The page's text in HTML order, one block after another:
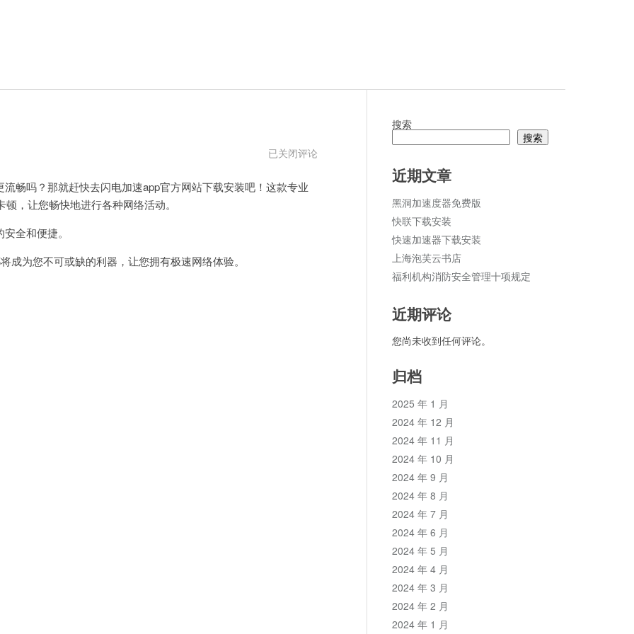
…
追
已关闭评论
吗？那就赶快去闪电加速app官方网站下载安装吧！这款专业
，让您畅快地进行各种网络活动。
全和便捷。
为您不可或缺的利器，让您拥有极速网络体验。
搜索
搜索
近期文章
黑洞加速度器免费版
快联下载安装
快速加速器下载安装
上海泡芙云书店
福利机构消防安全管理十项规定
近期评论
您尚未收到任何评论。
归档
2025 年 1 月
2024 年 12 月
2024 年 11 月
2024 年 10 月
2024 年 9 月
2024 年 8 月
2024 年 7 月
2024 年 6 月
2024 年 5 月
2024 年 4 月
2024 年 3 月
2024 年 2 月
2024 年 1 月